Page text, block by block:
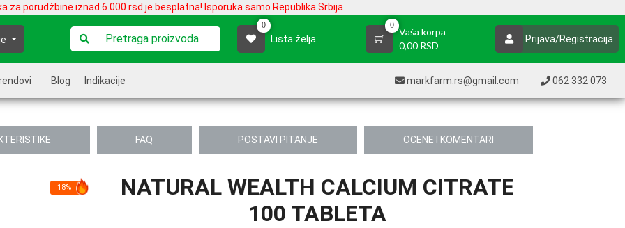
za porudžbine iznad 6.000 rsd je besplatna! Isporuka samo Republika Srbija
0
Lista želja
0
Vaša korpa
0,00 RSD
Prijava/Registracija
Blog Indikacije markfarm.rs@gmail.com 062 332 073
FAQ POSTAVI PITANJE OCENE I KOMENTARI
18%
NATURAL WEALTH CALCIUM CITRATE
100 TABLETA